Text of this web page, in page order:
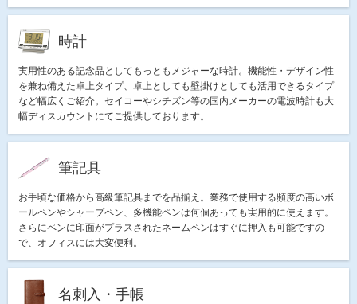
時計
実用性のある記念品としてもっともメジャーな時計。機能性・デザイン性
を兼ね備えた卓上タイプ、卓上としても壁掛けとしても活用できるタイプ
など幅広くご紹介。セイコーやシチズン等の国内メーカーの電波時計も大
幅ディスカウントにてご提供しております。
筆記具
お手頃な価格から高級筆記具までを品揃え。業務で使用する頻度の高いボ
ールペンやシャープペン、多機能ペンは何個あっても実用的に使えます。
さらにペンに印面がプラスされたネームペンはすぐに押入も可能ですの
で、オフィスには大変便利。
名刺入・手帳